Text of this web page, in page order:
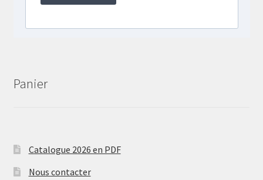
Panier
Catalogue 2026 en PDF
Nous contacter